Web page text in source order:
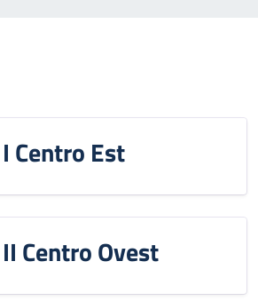
Centro Est
Centro Ovest